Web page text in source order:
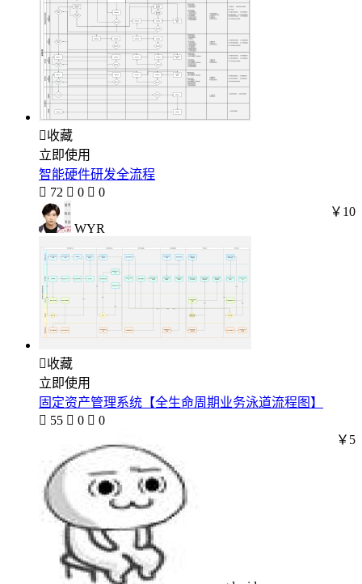
收藏
立即使用
智能硬件研发全流程
 72  0  0
WYR
￥10
收藏
立即使用
固定资产管理系统【全生命周期业务泳道流程图】
 55  0  0
￥5